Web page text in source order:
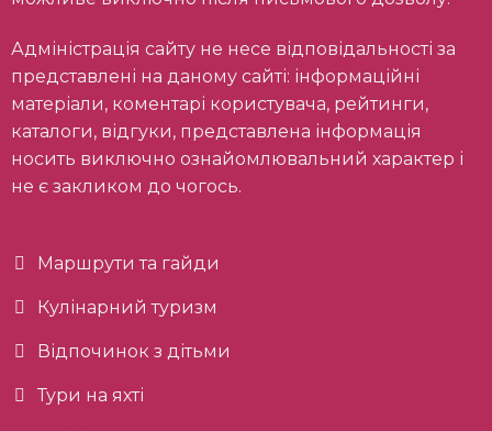
Адміністрація сайту не несе відповідальності за
представлені на даному сайті: інформаційні
матеріали, коментарі користувача, рейтинги,
каталоги, відгуки, представлена інформація
носить виключно ознайомлювальний характер і
не є закликом до чогось.
Маршрути та гайди
Кулінарний туризм
Відпочинок з дітьми
Тури на яхті